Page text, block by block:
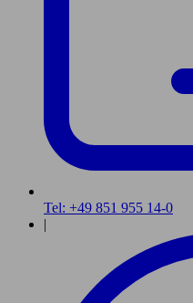
Tel: +49 851 955 14-0
|